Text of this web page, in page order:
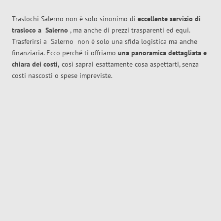
Traslochi Salerno non è solo sinonimo di eccellente servizio di
trasloco a Salerno , ma anche di prezzi trasparenti ed equi.
Trasferirsi a Salerno non è solo una sfida logistica ma anche
finanziaria. Ecco perché ti offriamo una panoramica dettagliata e
chiara dei costi, così saprai esattamente cosa aspettarti, senza
costi nascosti o spese impreviste.